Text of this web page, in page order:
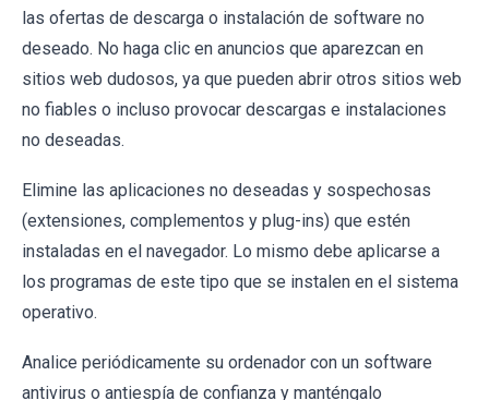
las ofertas de descarga o instalación de software no
deseado. No haga clic en anuncios que aparezcan en
sitios web dudosos, ya que pueden abrir otros sitios web
no fiables o incluso provocar descargas e instalaciones
no deseadas.
Elimine las aplicaciones no deseadas y sospechosas
(extensiones, complementos y plug-ins) que estén
instaladas en el navegador. Lo mismo debe aplicarse a
los programas de este tipo que se instalen en el sistema
operativo.
Analice periódicamente su ordenador con un software
antivirus o antiespía de confianza y manténgalo